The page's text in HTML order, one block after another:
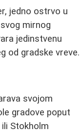
jedno ostrvo u
mirnog
jedinstvenu
od gradske vreve.
svojom
gradove poput
Stokholm